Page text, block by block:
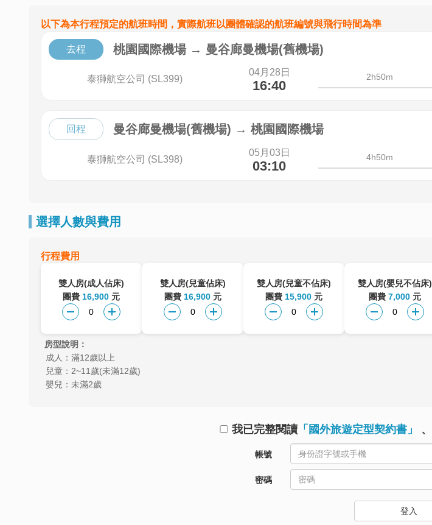
以下為本行程預定的航班時間，實際航班以團體確認的航班編號與飛行時間為準
去程 桃園國際機場 → 曼谷廊曼機場(舊機場)
泰獅航空公司 (SL399)
04月28日
16:40
2h50m
回程 曼谷廊曼機場(舊機場) → 桃園國際機場
泰獅航空公司 (SL398)
05月03日
03:10
4h50m
選擇人數與費用
行程費用
雙人房(成人佔床)
團費 16,900 元
雙人房(兒童佔床)
團費 16,900元
雙人房(兒童不佔床)
團費 15,900 元
雙人房(嬰兒不佔床)
團費7,000 元
房型說明：
成人：滿12歲以上
兒童：2~11歲(未滿12歲)
嬰兒：未滿2歲
我已完整閱讀「國外旅遊定型契約書」 、
帳號
密碼
登入